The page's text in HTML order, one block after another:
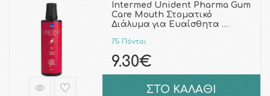
Intermed Unident Pharma Gum
Care Mouth Στοματικό
Διάλυμα για Ευαίσθητα …
75 Πόντοι
9.30€
ΣΤΟ ΚΑΛΑΘΙ